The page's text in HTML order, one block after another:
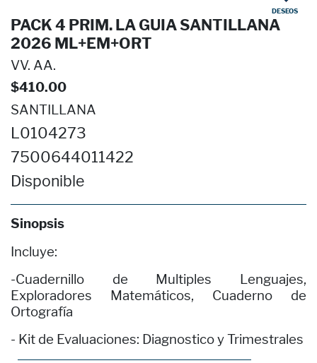
PACK 4 PRIM. LA GUIA SANTILLANA
2026 ML+EM+ORT
VV. AA.
$410.00
SANTILLANA
L0104273
7500644011422
Disponible
Sinopsis
DESEOS
Incluye:
-Cuadernillo de Multiples Lenguajes,
Exploradores Matemáticos, Cuaderno de
Ortografía
- Kit de Evaluaciones: Diagnostico y Trimestrales